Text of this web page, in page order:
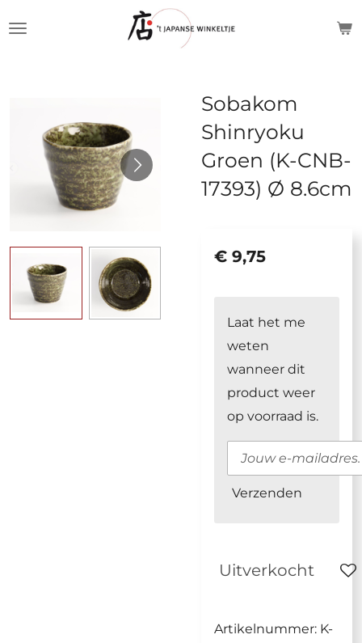
Sobakom
Shinryoku
Groen (K-CNB-
17393) Ø 8.6cm
€ 9,75
Laat het me
weten
wanneer dit
product weer
op voorraad is.
Verzenden
Uitverkocht
Artikelnummer: K-